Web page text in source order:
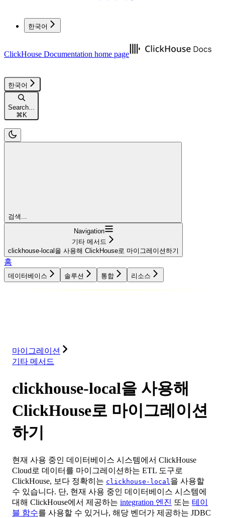
한국어
ClickHouse Documentation home page
한국어
Search...
⌘ K
검색...
Navigation
기타 메서드
clickhouse-local을 사용해 ClickHouse로 마이그레이션하기
홈
데이터베이스 솔루션 통합 리소스
마이그레이션
기타 메서드
clickhouse-local을 사용해
ClickHouse로 마이그레이션
하기
현재 사용 중인 데이터베이스 시스템에서 ClickHouse
Cloud로 데이터를 마이그레이션하는 ETL 도구로
ClickHouse, 보다 정확히는 clickhouse-local 을 사용할
수 있습니다. 단, 현재 사용 중인 데이터베이스 시스템에
대해 ClickHouse에서 제공하는 integration 엔진 또는 테이
블 함수를 사용할 수 있거나, 해당 벤더가 제공하는 JDBC